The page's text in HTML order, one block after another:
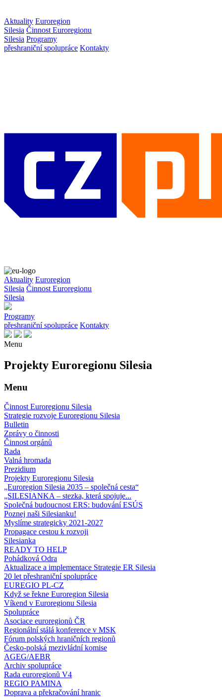
Aktuality Euroregion
Silesia Činnost Euroregionu
Silesia Programy
přeshraniční spolupráce Kontakty
Aktuality Euroregion
Silesia Činnost Euroregionu
Silesia
Programy
přeshraniční spolupráce Kontakty
Menu
Projekty Euroregionu Silesia
Menu
Činnost Euroregionu Silesia
Strategie rozvoje Euroregionu Silesia
Bulletin
Zprávy o činnosti
Činnost orgánů
Rada
Valná hromada
Prezidium
Projekty Euroregionu Silesia
„Euroregion Silesia 2035 – společná cesta“
„SILESIANKA – stezka, která spojuje...
Společná budoucnost ERS: budování ESÚS
Poznej naši Silesianku!
Myslíme strategicky 2021-2027
Propagace cestou k rozvoji
Silesianka
READY TO HELP
Pohádková Odra
Aktualizace a implementace Strategie ER Silesia
20 let přeshraniční spolupráce
EUREGIO PL-CZ
Když se řekne Euroregion Silesia
Víkend v Euroregionu Silesia
Spolupráce
Asociace euroregionů ČR
Regionální stálá konference v MSK
Fórum polských hraničních regionů
Česko-polská mezivládní komise
AGEG/AEBR
Archiv spolupráce
Rada euroregionů V4
REGIO PAMINA
Doprava a překračování hranic